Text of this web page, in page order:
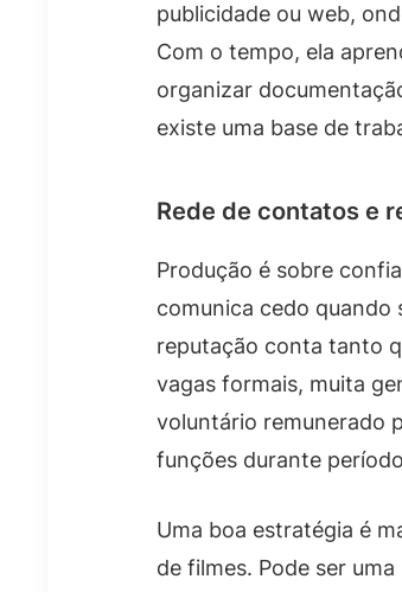
publicidade ou web,
Com o tempo, ela
organizar
existe uma base de
Rede de contatos e
Produção é sobre
comunica cedo quando
reputação conta tanto
vagas formais, muita
voluntário remunerado
funções durante
Uma boa estratégia é
de filmes. Pode ser